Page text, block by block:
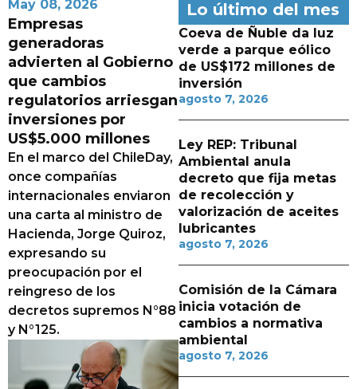
May 08, 2026
Empresas
generadoras
advierten al Gobierno
que cambios
regulatorios arriesgan
inversiones por
US$5.000 millones
En el marco del ChileDay,
once compañías
internacionales enviaron
una carta al ministro de
Hacienda, Jorge Quiroz,
expresando su
preocupación por el
reingreso de los
decretos supremos N°88
y N°125.
Lo último del mes
Coeva de Ñuble da luz
verde a parque eólico
de US$172 millones de
inversión
agosto 7, 2026
Ley REP: Tribunal
Ambiental anula
decreto que fija metas
de recolección y
valorización de aceites
lubricantes
agosto 7, 2026
Comisión de la Cámara
inicia votación de
cambios a normativa
ambiental
agosto 7, 2026